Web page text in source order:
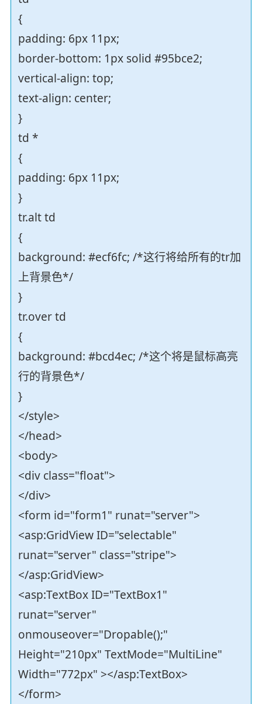
{
padding: 6px 11px;
border-bottom: 1px solid #95bce2;
vertical-align: top;
text-align: center;
}
td *
{
padding: 6px 11px;
}
tr.alt td
{
background: #ecf6fc; /*这行将给所有的tr加
上背景色*/
}
tr.over td
{
background: #bcd4ec; /*这个将是鼠标高亮
行的背景色*/
}
</style>
</head>
<body>
<div class="float">
</div>
<form id="form1" runat="server">
<asp:GridView ID="selectable"
runat="server" class="stripe">
</asp:GridView>
<asp:TextBox ID="TextBox1"
runat="server"
onmouseover="Dropable();"
Height="210px" TextMode="MultiLine"
Width="772px" ></asp:TextBox>
</form>